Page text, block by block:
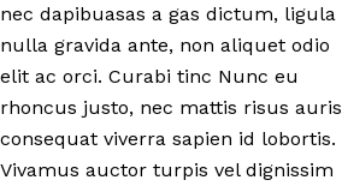
nec dapibuasas a gas dictum, ligula
nulla gravida ante, non aliquet odio
elit ac orci. Curabi tinc Nunc eu
rhoncus justo, nec mattis risus auris
consequat viverra sapien id lobortis.
Vivamus auctor turpis vel dignissim